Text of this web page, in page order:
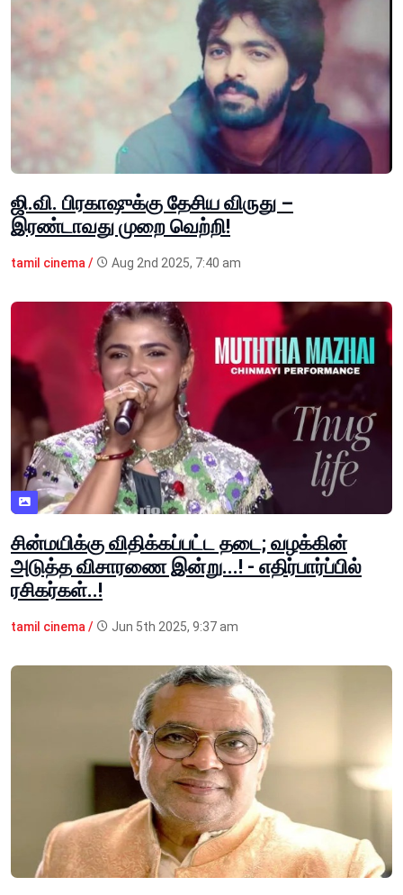
ஜி.வி. பிரகாஷுக்கு தேசிய விருது –
இரண்டாவது முறை வெற்றி!
tamil cinema / Aug 2nd 2025, 7:40 am
சின்மயிக்கு விதிக்கப்பட்ட தடை; வழக்கின்
அடுத்த விசாரணை இன்று...! - எதிர்பார்ப்பில்
ரசிகர்கள்..!
tamil cinema / Jun 5th 2025, 9:37 am